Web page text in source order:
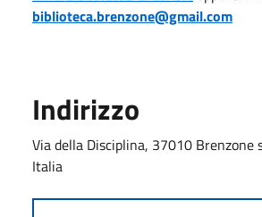
biblioteca.brenzone@gmail.com
Indirizzo
Via della Disciplina, 37010 Brenzone
Italia